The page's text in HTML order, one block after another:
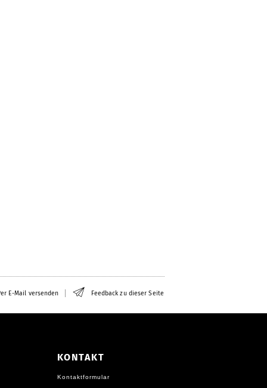
E-Mail versenden Feedback zu dieser Seite
KONTAKT
Kontaktformular